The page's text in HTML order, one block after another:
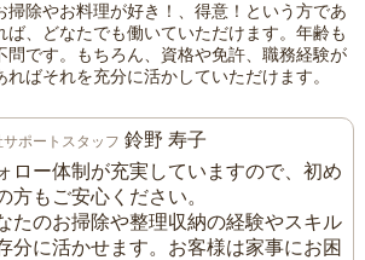
掃除やお料理が好き！、得意！という方であ
ば、どなたでも働いていただけます。年齢も
問です。もちろん、資格や免許、職務経験が
ればそれを充分に活かしていただけます。
サポートスタッフ 鈴野 寿子
ロー体制が充実していますので、初め
方もご安心ください。
たのお掃除や整理収納の経験やスキル
分に活かせます。お客様は家事にお困